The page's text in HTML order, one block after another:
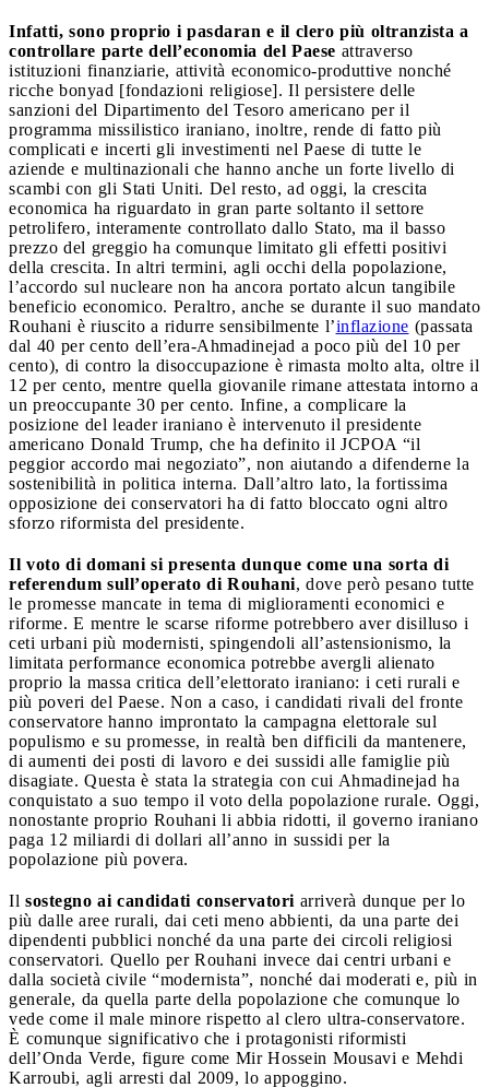
Infatti, sono proprio i pasdaran e il clero più oltranzista a
controllare parte dell’economia del Paese attraverso
istituzioni finanziarie, attività economico-produttive nonché
ricche bonyad [fondazioni religiose]. Il persistere delle
sanzioni del Dipartimento del Tesoro americano per il
programma missilistico iraniano, inoltre, rende di fatto più
complicati e incerti gli investimenti nel Paese di tutte le
aziende e multinazionali che hanno anche un forte livello di
scambi con gli Stati Uniti. Del resto, ad oggi, la crescita
economica ha riguardato in gran parte soltanto il settore
petrolifero, interamente controllato dallo Stato, ma il basso
prezzo del greggio ha comunque limitato gli effetti positivi
della crescita. In altri termini, agli occhi della popolazione,
l’accordo sul nucleare non ha ancora portato alcun tangibile
beneficio economico. Peraltro, anche se durante il suo mandato
Rouhani è riuscito a ridurre sensibilmente l’inflazione (passata
dal 40 per cento dell’era-Ahmadinejad a poco più del 10 per
cento), di contro la disoccupazione è rimasta molto alta, oltre il
12 per cento, mentre quella giovanile rimane attestata intorno a
un preoccupante 30 per cento. Infine, a complicare la
posizione del leader iraniano è intervenuto il presidente
americano Donald Trump, che ha definito il JCPOA “il
peggior accordo mai negoziato”, non aiutando a difenderne la
sostenibilità in politica interna. Dall’altro lato, la fortissima
opposizione dei conservatori ha di fatto bloccato ogni altro
sforzo riformista del presidente.
Il voto di domani si presenta dunque come una sorta di
referendum sull’operato di Rouhani, dove però pesano tutte
le promesse mancate in tema di miglioramenti economici e
riforme. E mentre le scarse riforme potrebbero aver disilluso i
ceti urbani più modernisti, spingendoli all’astensionismo, la
limitata performance economica potrebbe avergli alienato
proprio la massa critica dell’elettorato iraniano: i ceti rurali e
più poveri del Paese. Non a caso, i candidati rivali del fronte
conservatore hanno improntato la campagna elettorale sul
populismo e su promesse, in realtà ben difficili da mantenere,
di aumenti dei posti di lavoro e dei sussidi alle famiglie più
disagiate. Questa è stata la strategia con cui Ahmadinejad ha
conquistato a suo tempo il voto della popolazione rurale. Oggi,
nonostante proprio Rouhani li abbia ridotti, il governo iraniano
paga 12 miliardi di dollari all’anno in sussidi per la
popolazione più povera.
Il sostegno ai candidati conservatori arriverà dunque per lo
più dalle aree rurali, dai ceti meno abbienti, da una parte dei
dipendenti pubblici nonché da una parte dei circoli religiosi
conservatori. Quello per Rouhani invece dai centri urbani e
dalla società civile “modernista”, nonché dai moderati e, più in
generale, da quella parte della popolazione che comunque lo
vede come il male minore rispetto al clero ultra-conservatore.
È comunque significativo che i protagonisti riformisti
dell’Onda Verde, figure come Mir Hossein Mousavi e Mehdi
Karroubi, agli arresti dal 2009, lo appoggino.